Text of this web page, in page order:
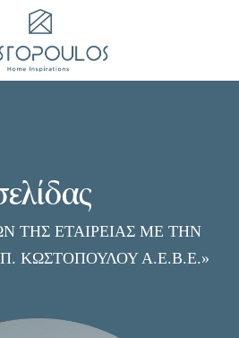
ΤΗΣ ΕΤΑΙΡΕΙΑΣ ΜΕ ΤΗΝ
ΚΩΣΤΟΠΟΥΛΟΥ Α.Ε.Β.Ε.»